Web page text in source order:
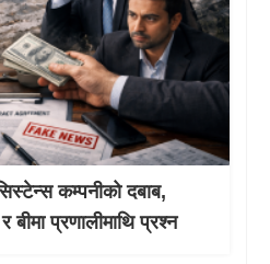
कम्पनीको दबाब,
बीमा प्रणालीमाथि प्रश्न